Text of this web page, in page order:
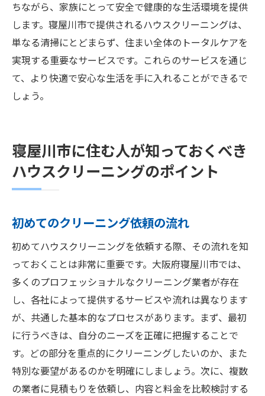
ちながら、家族にとって安全で健康的な生活環境を提供
します。寝屋川市で提供されるハウスクリーニングは、
単なる清掃にとどまらず、住まい全体のトータルケアを
実現する重要なサービスです。これらのサービスを通じ
て、より快適で安心な生活を手に入れることができるで
しょう。
寝屋川市に住む人が知っておくべき
ハウスクリーニングのポイント
初めてのクリーニング依頼の流れ
初めてハウスクリーニングを依頼する際、その流れを知
っておくことは非常に重要です。大阪府寝屋川市では、
多くのプロフェッショナルなクリーニング業者が存在
し、各社によって提供するサービスや流れは異なります
が、共通した基本的なプロセスがあります。まず、最初
に行うべきは、自分のニーズを正確に把握することで
す。どの部分を重点的にクリーニングしたいのか、また
特別な要望があるのかを明確にしましょう。次に、複数
の業者に見積もりを依頼し、内容と料金を比較検討する